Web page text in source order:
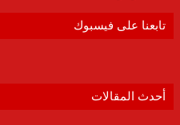
تابعنا على فيسبوك
أحدث المقالات